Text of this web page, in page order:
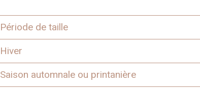
Période de taille
Hiver
Saison automnale ou printanière